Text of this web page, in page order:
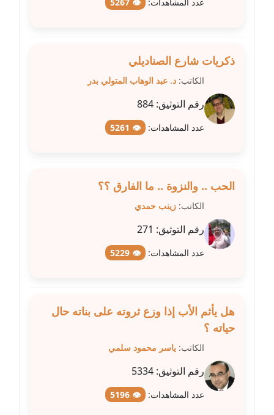
مدونة علي الفشني
عاملة
مدونة عماد مصباح
مدونة غادة زهران
عاملة
عاملة
عاملة
عاملة
مدونة فاطمة الزهراء بناني
موقوف
عدد المشاهدات: 👁 5267
ذكريات شارع الصناديلي
الكاتب: د. عبد الوهاب المتولي بدر
رقم التوثيق: 884
عدد المشاهدات: 👁 5261
الحب .. والنزوة .. ما الفارق ؟؟
الكاتب: زينب حمدي
رقم التوثيق: 271
عدد المشاهدات: 👁 5229
هل يأثم الأب إذا وزع ثروته على بناته حال
حياته ؟
الكاتب: ياسر محمود سلمي
رقم التوثيق: 5334
عدد المشاهدات: 👁 5196